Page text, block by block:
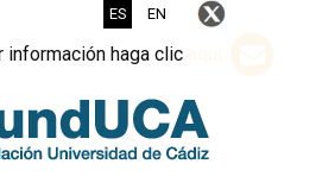
ES EN
información haga clic